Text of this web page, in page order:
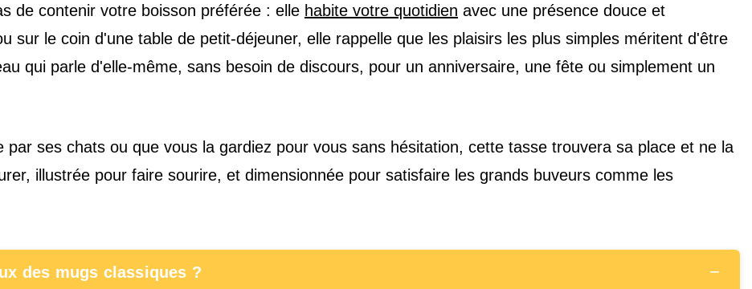
de contenir votre boisson préférée : elle habite votre quotidien avec une présence douce et
sur le coin d'une table de petit-déjeuner, elle rappelle que les plaisirs les plus simples méritent d'être
qui parle d'elle-même, sans besoin de discours, pour un anniversaire, une fête ou simplement un
ses chats ou que vous la gardiez pour vous sans hésitation, cette tasse trouvera sa place et ne la
illustrée pour faire sourire, et dimensionnée pour satisfaire les grands buveurs comme les
des mugs classiques ? −